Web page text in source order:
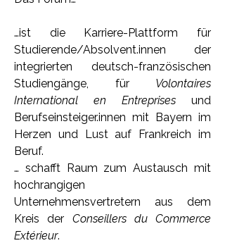
…ist die Karriere-Plattform für
Studierende/Absolvent.innen der
integrierten deutsch-französischen
Studiengänge, für Volontaires
International en Entreprises und
Berufseinsteiger.innen mit Bayern im
Herzen und Lust auf Frankreich im
Beruf.
… schafft Raum zum Austausch mit
hochrangigen
Unternehmensvertretern aus dem
Kreis der Conseillers du Commerce
Extérieur.